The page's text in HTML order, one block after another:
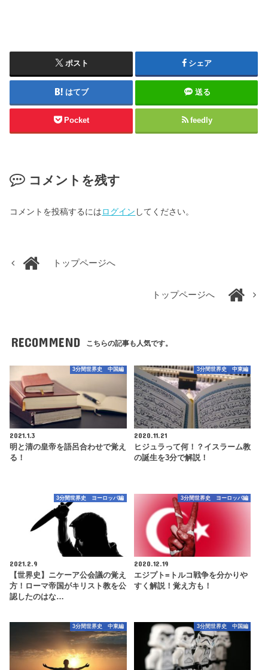
ポスト シェア
はてブ 送る
Pocket feedly
コメントを残す
コメントを投稿するにはログイン してください。
トップページへ
トップページへ
RECOMMEND こちらの記事も人気です。
3分間世界史 中国編
2021.1.3
明と清の皇帝を語呂合わせで覚え
る！
3分間世界史 中東編
2020.11.21
ヒジュラって何！？イスラーム教
の誕生を3分で解説！
3分間世界史 ヨーロッパ編
2021.2.9
【世界史】ニケーア公会議の覚え
方！ローマ帝国がキリスト教を公
認したのはな…
3分間世界史 ヨーロッパ編
2020.12.19
エジプト=トルコ戦争を分かりや
すく解説！覚え方も！
3分間世界史 中東編 3分間世界史 中国編